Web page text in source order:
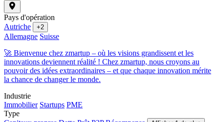
Pays d'opération
Autriche
+2
Allemagne Suisse
🚀 Bienvenue chez zmartup – où les visions grandissent et les
innovations deviennent réalité ! Chez zmartup, nous croyons au
pouvoir des idées extraordinaires – et que chaque innovation mérite
la chance de changer le monde.
Industrie
Immobilier Startups PME
Type